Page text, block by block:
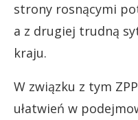
strony rosnącymi
a z drugiej trudną
kraju.
W związku z tym
ułatwień w